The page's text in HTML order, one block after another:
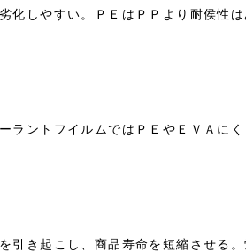
しやすい。ＰＥはＰＰより耐侯性
ントフイルムではＰＥやＥＶＡに
き起こし、商品寿命を短縮させる